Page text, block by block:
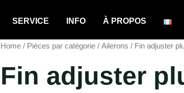
SERVICE INFO À PROPOS
Home/ Pièces par catégorie/ Ailerons / Fin adjuster
Fin adjuster